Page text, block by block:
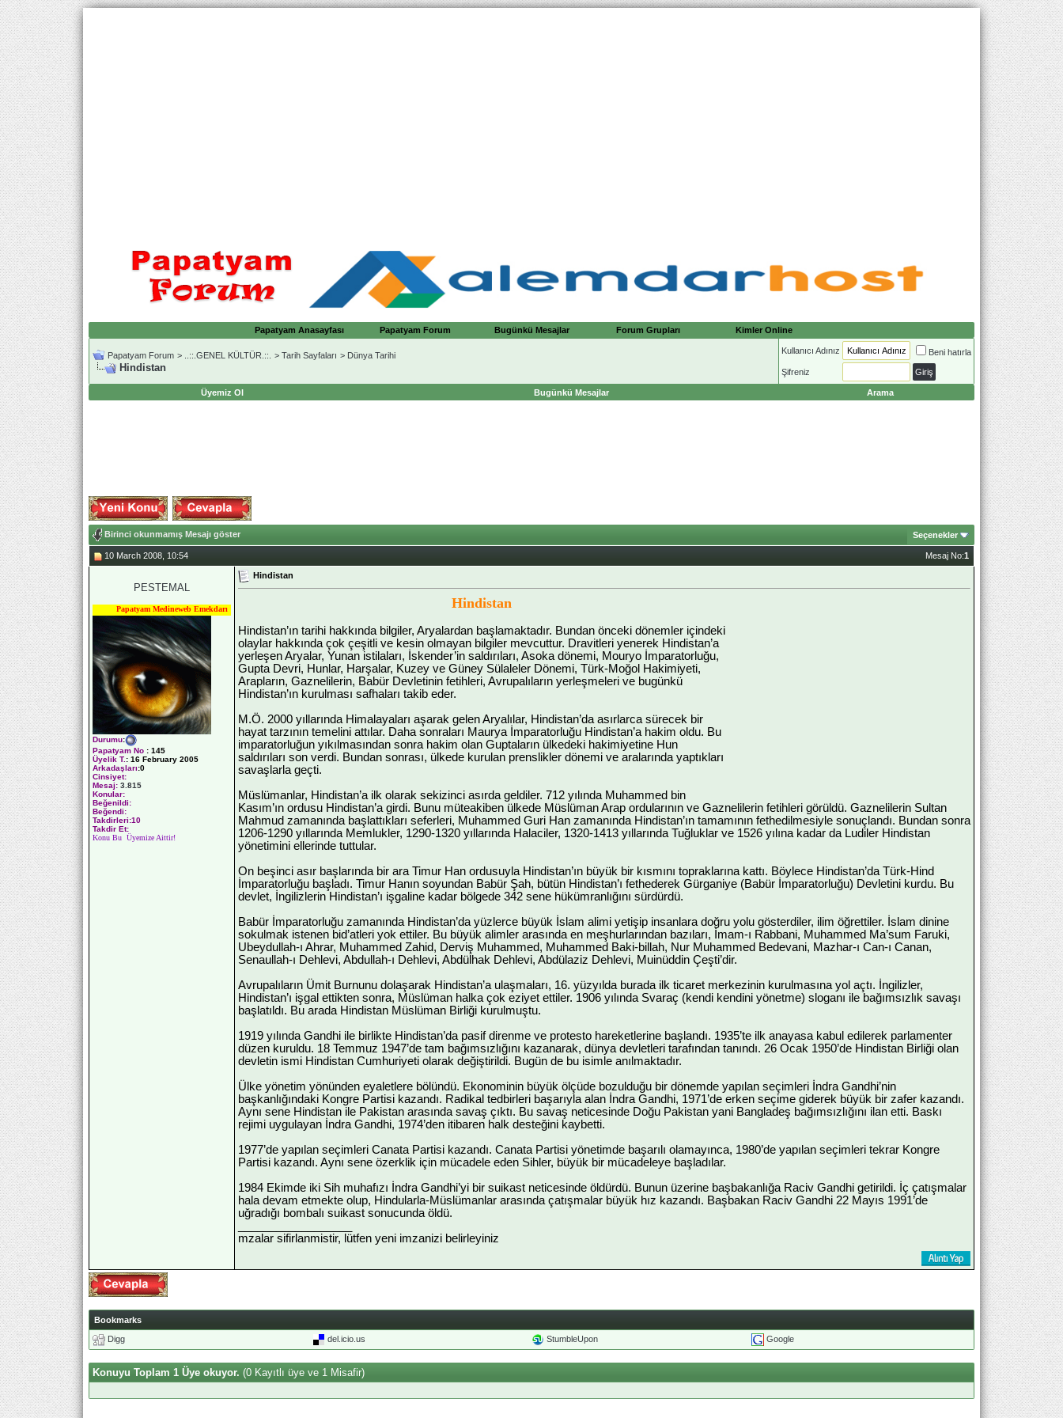
Papatyam Anasayfası Papatyam Forum Bugünkü Mesajlar Forum Grupları Kimler Online
Papatyam Forum > ..::.GENEL KÜLTÜR.::. > Tarih Sayfaları > Dünya Tarihi
Hindistan
Kullanıcı Adınız Beni hatırla
Şifreniz
Üyemiz Ol Bugünkü Mesajlar Arama
Birinci okunmamış Mesajı göster Seçenekler
10 March 2008, 10:54 Mesaj No:1
PESTEMAL
Papatyam Medineweb Emekdarı
Durumu:
Papatyam No : 145
Üyelik T.: 16 February 2005
Arkadaşları:0
Cinsiyet:
Mesaj: 3.815
Konular:
Beğenildi:
Beğendi:
Takdirleri:10
Takdir Et:
Konu Bu Üyemize Aittir!
Hindistan
Hindistan
Hindistan’ın tarihi hakkında bilgiler, Aryalardan başlamaktadır. Bundan önceki dönemler içindeki
olaylar hakkında çok çeşitli ve kesin olmayan bilgiler mevcuttur. Dravitleri yenerek Hindistan’a
yerleşen Aryalar, Yunan istilaları, İskender’in saldırıları, Asoka dönemi, Mouryo İmparatorluğu,
Gupta Devri, Hunlar, Harşalar, Kuzey ve Güney Sülaleler Dönemi, Türk-Moğol Hakimiyeti,
Arapların, Gaznelilerin, Babür Devletinin fetihleri, Avrupalıların yerleşmeleri ve bugünkü
Hindistan’ın kurulması safhaları takib eder.
M.Ö. 2000 yıllarında Himalayaları aşarak gelen Aryalılar, Hindistan’da asırlarca sürecek bir
hayat tarzının temelini attılar. Daha sonraları Maurya İmparatorluğu Hindistan’a hakim oldu. Bu
imparatorluğun yıkılmasından sonra hakim olan Guptaların ülkedeki hakimiyetine Hun
saldırıları son verdi. Bundan sonrası, ülkede kurulan prenslikler dönemi ve aralarında yaptıkları
savaşlarla geçti.
Müslümanlar, Hindistan’a ilk olarak sekizinci asırda geldiler. 712 yılında Muhammed bin
Kasım’ın ordusu Hindistan’a girdi. Bunu müteakiben ülkede Müslüman Arap ordularının ve Gaznelilerin fetihleri görüldü. Gaznelilerin Sultan
Mahmud zamanında başlattıkları seferleri, Muhammed Guri Han zamanında Hindistan’ın tamamının fethedilmesiyle sonuçlandı. Bundan sonra
1206-1290 yıllarında Memlukler, 1290-1320 yıllarında Halaciler, 1320-1413 yıllarında Tuğluklar ve 1526 yılına kadar da Ludiler Hindistan
yönetimini ellerinde tuttular.
On beşinci asır başlarında bir ara Timur Han ordusuyla Hindistan’ın büyük bir kısmını topraklarına kattı. Böylece Hindistan’da Türk-Hind
İmparatorluğu başladı. Timur Hanın soyundan Babür Şah, bütün Hindistan’ı fethederek Gürganiye (Babür İmparatorluğu) Devletini kurdu. Bu
devlet, İngilizlerin Hindistan’ı işgaline kadar bölgede 342 sene hükümranlığını sürdürdü.
Babür İmparatorluğu zamanında Hindistan’da yüzlerce büyük İslam alimi yetişip insanlara doğru yolu gösterdiler, ilim öğrettiler. İslam dinine
sokulmak istenen bid’atleri yok ettiler. Bu büyük alimler arasında en meşhurlarından bazıları, İmam-ı Rabbani, Muhammed Ma’sum Faruki,
Ubeydullah-ı Ahrar, Muhammed Zahid, Derviş Muhammed, Muhammed Baki-billah, Nur Muhammed Bedevani, Mazhar-ı Can-ı Canan,
Senaullah-ı Dehlevi, Abdullah-ı Dehlevi, Abdülhak Dehlevi, Abdülaziz Dehlevi, Muinüddin Çeşti’dir.
Avrupalıların Ümit Burnunu dolaşarak Hindistan’a ulaşmaları, 16. yüzyılda burada ilk ticaret merkezinin kurulmasına yol açtı. İngilizler,
Hindistan’ı işgal ettikten sonra, Müslüman halka çok eziyet ettiler. 1906 yılında Svaraç (kendi kendini yönetme) sloganı ile bağımsızlık savaşı
başlatıldı. Bu arada Hindistan Müslüman Birliği kurulmuştu.
1919 yılında Gandhi ile birlikte Hindistan’da pasif direnme ve protesto hareketlerine başlandı. 1935’te ilk anayasa kabul edilerek parlamenter
düzen kuruldu. 18 Temmuz 1947’de tam bağımsızlığını kazanarak, dünya devletleri tarafından tanındı. 26 Ocak 1950’de Hindistan Birliği olan
devletin ismi Hindistan Cumhuriyeti olarak değiştirildi. Bugün de bu isimle anılmaktadır.
Ülke yönetim yönünden eyaletlere bölündü. Ekonominin büyük ölçüde bozulduğu bir dönemde yapılan seçimleri İndra Gandhi’nin
başkanlığındaki Kongre Partisi kazandı. Radikal tedbirleri başarıyla alan İndra Gandhi, 1971’de erken seçime giderek büyük bir zafer kazandı.
Aynı sene Hindistan ile Pakistan arasında savaş çıktı. Bu savaş neticesinde Doğu Pakistan yani Bangladeş bağımsızlığını ilan etti. Baskı
rejimi uygulayan İndra Gandhi, 1974’den itibaren halk desteğini kaybetti.
1977’de yapılan seçimleri Canata Partisi kazandı. Canata Partisi yönetimde başarılı olamayınca, 1980’de yapılan seçimleri tekrar Kongre
Partisi kazandı. Aynı sene özerklik için mücadele eden Sihler, büyük bir mücadeleye başladılar.
1984 Ekimde iki Sih muhafızı İndra Gandhi’yi bir suikast neticesinde öldürdü. Bunun üzerine başbakanlığa Raciv Gandhi getirildi. İç çatışmalar
hala devam etmekte olup, Hindularla-Müslümanlar arasında çatışmalar büyük hız kazandı. Başbakan Raciv Gandhi 22 Mayıs 1991’de
uğradığı bombalı suikast sonucunda öldü.
mzalar sifirlanmistir, lütfen yeni imzanizi belirleyiniz
Bookmarks
Digg
del.icio.us StumbleUpon Google
Konuyu Toplam 1 Üye okuyor. (0 Kayıtlı üye ve 1 Misafir)